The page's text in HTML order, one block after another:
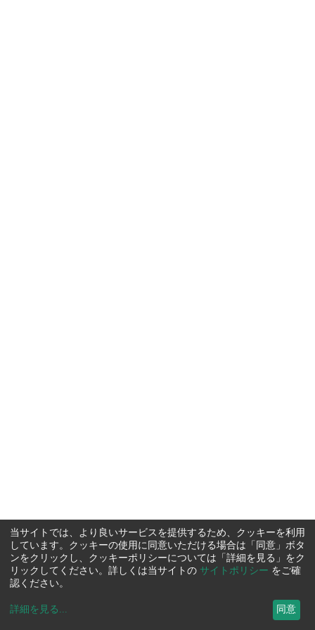
当サイトでは、より良いサービスを提供するため、クッキーを利用
しています。クッキーの使用に同意いただける場合は「同意」ボタ
ンをクリックし、クッキーポリシーについては「詳細を見る」をク
リックしてください。詳しくは当サイトの サイトポリシー をご確
認ください。
詳細を見る ... 同意